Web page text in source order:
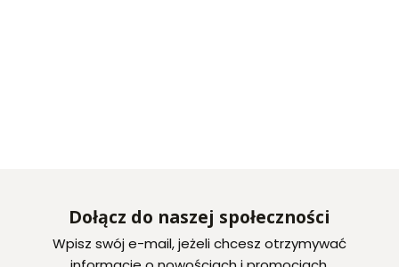
Dołącz do naszej społeczności
Wpisz swój e-mail, jeżeli chcesz otrzymywać